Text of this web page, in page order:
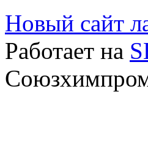
Новый сайт
Работает на